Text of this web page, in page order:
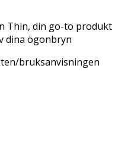
Thin, din go-to produkt
dina ögonbryn
bruksanvisningen